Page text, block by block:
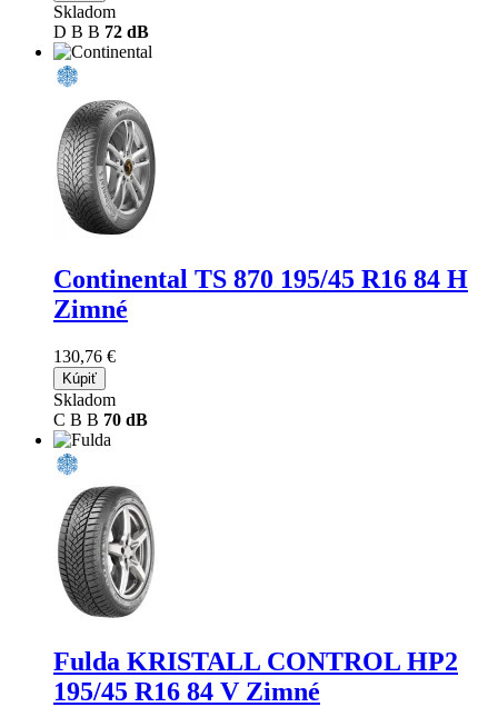
Skladom
D B B 72 dB
Continental TS 870 195/45 R16 84 H
Zimné
130,76 €
Kúpiť
Skladom
C B B 70 dB
Fulda KRISTALL CONTROL HP2
195/45 R16 84 V Zimné